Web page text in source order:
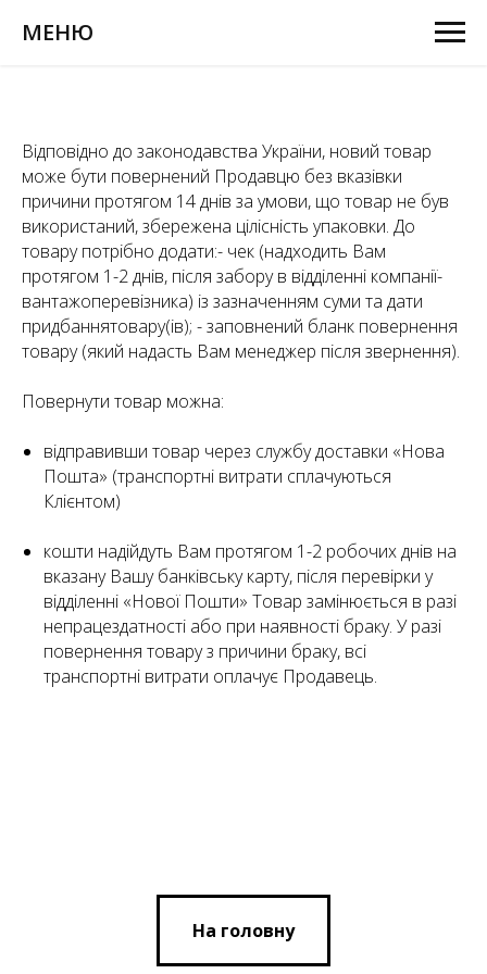
МЕНЮ
Відповідно до законодавства України, новий товар
може бути повернений Продавцю без вказівки
причини протягом 14 днів за умови, що товар не був
використаний, збережена цілісність упаковки. До
товару потрібно додати:- чек (надходить Вам
протягом 1-2 днів, після забору в відділенні компанії-
вантажоперевізника) із зазначенням суми та дати
придбаннятовару(ів); - заповнений бланк повернення
товару (який надасть Вам менеджер після звернення).
Повернути товар можна:
відправивши товар через службу доставки «Нова
Пошта» (транспортні витрати сплачуються
Клієнтом)
кошти надійдуть Вам протягом 1-2 робочих днів на
вказану Вашу банківську карту, після перевірки у
відділенні «Нової Пошти» Товар замінюється в разі
непрацездатності або при наявності браку. У разі
повернення товару з причини браку, всі
транспортні витрати оплачує Продавець.
На головну